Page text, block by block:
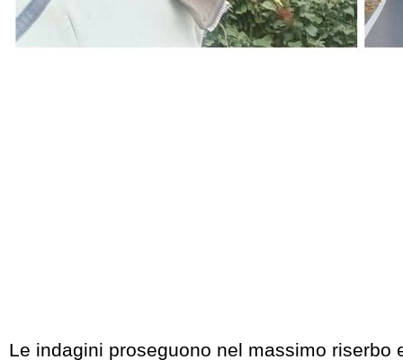
Le indagini proseguono nel massimo riserbo